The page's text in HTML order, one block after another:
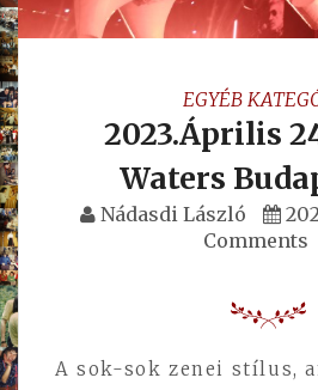
EGYÉB
2023.Április
Waters
Nádasdi László
Comments
A sok-sok zenei stílus,